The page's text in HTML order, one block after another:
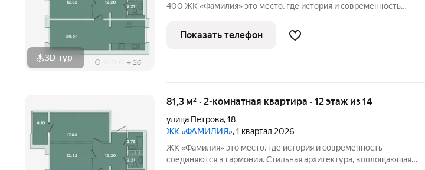
3D-тур + 26
400 ЖК «Фамилия» это место, где история и современность
эстетику прошлого, соседствует с современными технологиями и
удобствами. Вокруг
Показать телефон
81,3 м² · 2-комнатная квартира · 12 этаж из 14
улица Петрова,18
ЖК «ФАМИЛИЯ», 1 квартал 2026
ЖК «Фамилия» это место, где история и современность
соединяются в гармонии. Стильная архитектура, воплощающая